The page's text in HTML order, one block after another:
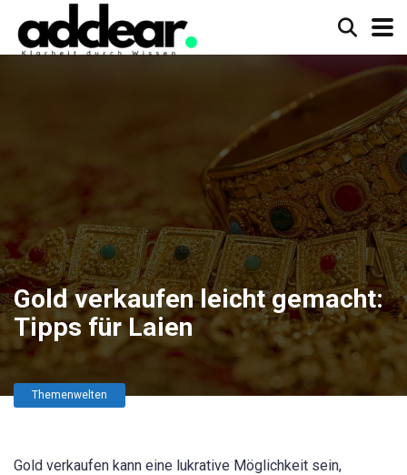
Gold verkaufen leicht gemacht:
Tipps für Laien
Themenwelten
Gold verkaufen kann eine lukrative Möglichkeit sein,